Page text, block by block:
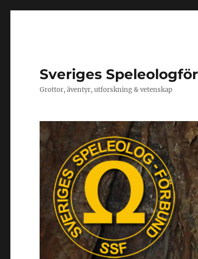
Sveriges
Grottor, äventyr, utforskning & vetenskap